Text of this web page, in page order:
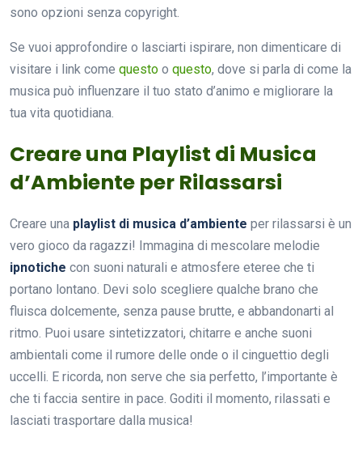
sono opzioni senza copyright.
Se vuoi approfondire o lasciarti ispirare, non dimenticare di
visitare i link come questo o questo, dove si parla di come la
musica può influenzare il tuo stato d’animo e migliorare la
tua vita quotidiana.
Creare una Playlist di Musica
d’Ambiente per Rilassarsi
Creare una playlist di musica d’ambiente per rilassarsi è un
vero gioco da ragazzi! Immagina di mescolare melodie
ipnotiche con suoni naturali e atmosfere eteree che ti
portano lontano. Devi solo scegliere qualche brano che
fluisca dolcemente, senza pause brutte, e abbandonarti al
ritmo. Puoi usare sintetizzatori, chitarre e anche suoni
ambientali come il rumore delle onde o il cinguettio degli
uccelli. E ricorda, non serve che sia perfetto, l’importante è
che ti faccia sentire in pace. Goditi il momento, rilassati e
lasciati trasportare dalla musica!